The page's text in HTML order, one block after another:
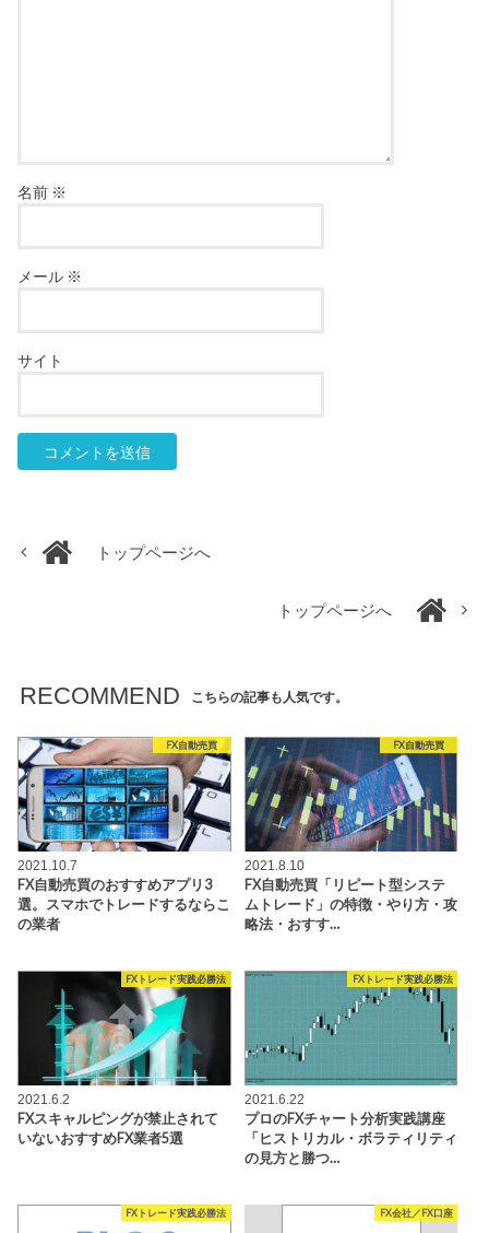
名前 ※
メール ※
サイト
トップページへ
トップページへ
RECOMMEND こちらの記事も人気です。
FX自動売買
2021.10.7
FX自動売買のおすすめアプリ3
選。スマホでトレードするならこ
の業者
FX自動売買
2021.8.10
FX自動売買「リピート型システ
ムトレード」の特徴・やり方・攻
略法・おすす…
FXトレード実践必勝法
2021.6.2
FXスキャルピングが禁止されて
いないおすすめFX業者5選
FXトレード実践必勝法
2021.6.22
プロのFXチャート分析実践講座
「ヒストリカル・ボラティリティ
の見方と勝つ…
FXトレード実践必勝法 FX会社／FX口座